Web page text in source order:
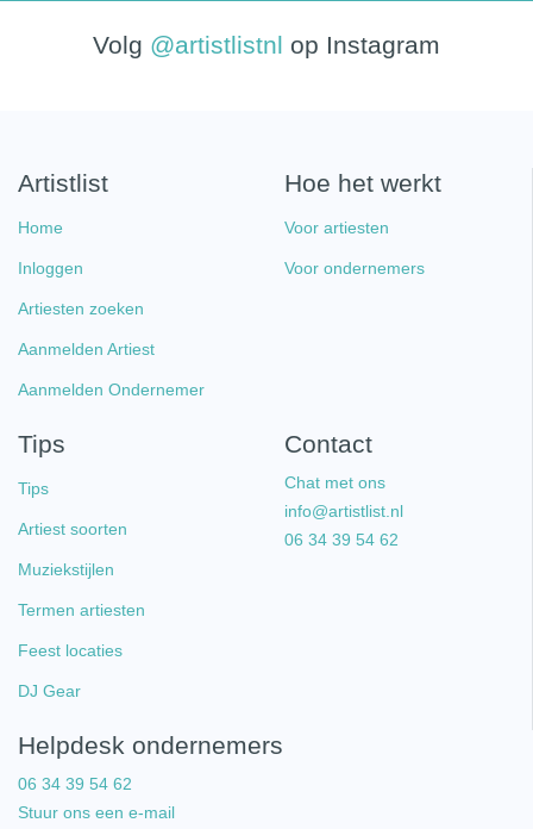
Volg @artistlistnl op Instagram
Artistlist
Home
Inloggen
Artiesten zoeken
Aanmelden Artiest
Aanmelden Ondernemer
Hoe het werkt
Voor artiesten
Voor ondernemers
Tips
Tips
Artiest soorten
Muziekstijlen
Termen artiesten
Feest locaties
DJ Gear
Contact
Chat met ons
info@artistlist.nl
06 34 39 54 62
Helpdesk ondernemers
06 34 39 54 62
Stuur ons een e-mail